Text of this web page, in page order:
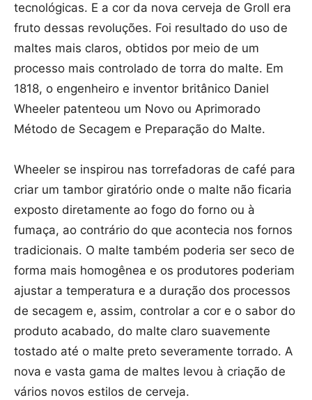
tecnológicas. E a cor da nova cerveja de Groll era
fruto dessas revoluções. Foi resultado do uso de
maltes mais claros, obtidos por meio de um
processo mais controlado de torra do malte. Em
1818, o engenheiro e inventor britânico Daniel
Wheeler patenteou um Novo ou Aprimorado
Método de Secagem e Preparação do Malte.
Wheeler se inspirou nas torrefadoras de café para
criar um tambor giratório onde o malte não ficaria
exposto diretamente ao fogo do forno ou à
fumaça, ao contrário do que acontecia nos fornos
tradicionais. O malte também poderia ser seco de
forma mais homogênea e os produtores poderiam
ajustar a temperatura e a duração dos processos
de secagem e, assim, controlar a cor e o sabor do
produto acabado, do malte claro suavemente
tostado até o malte preto severamente torrado. A
nova e vasta gama de maltes levou à criação de
vários novos estilos de cerveja.